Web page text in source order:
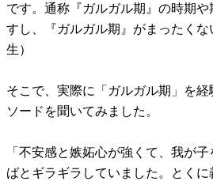
です。通称『ガルガル期』の時期や
すし、『ガルガル期』がまったく
生）
そこで、実際に「ガルガル期」を
ソードを聞いてみました。
「不安感と嫉妬心が強くて、我が
ばとギラギラしていました。とく